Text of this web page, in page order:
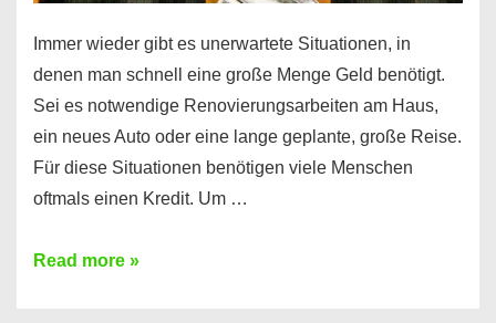
Immer wieder gibt es unerwartete Situationen, in
denen man schnell eine große Menge Geld benötigt.
Sei es notwendige Renovierungsarbeiten am Haus,
ein neues Auto oder eine lange geplante, große Reise.
Für diese Situationen benötigen viele Menschen
oftmals einen Kredit. Um …
Brauchen
Read more »